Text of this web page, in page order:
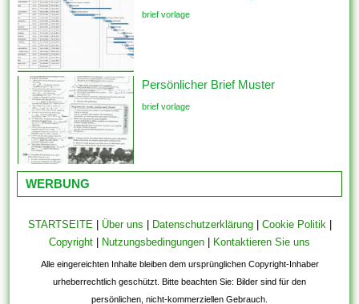
brief vorlage
Persönlicher Brief Muster
brief vorlage
WERBUNG
STARTSEITE Über uns Datenschutzerklärung| Cookie Politik
Copyright
Nutzungsbedingungen Kontaktieren Sie uns
Alle eingereichten Inhalte bleiben dem ursprünglichen Copyright-Inhaber
urheberrechtlich geschützt. Bitte beachten Sie: Bilder sind für den
persönlichen, nicht-kommerziellen Gebrauch.